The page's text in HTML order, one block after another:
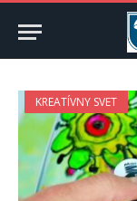
KREATÍVNY SVET